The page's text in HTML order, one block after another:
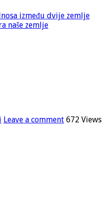
između dvije zemlje
naše zemlje
Leave a comment 672 Views